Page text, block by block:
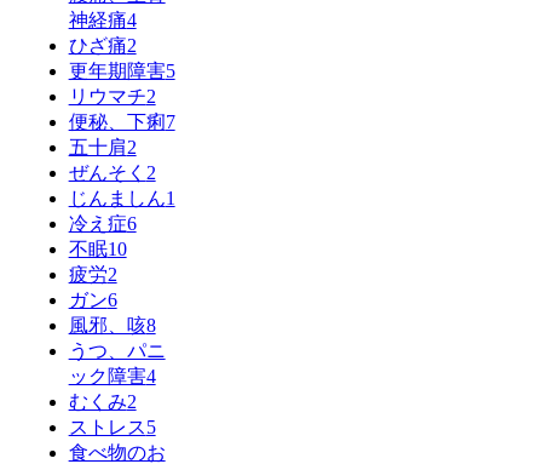
神経痛4
ひざ痛2
更年期障害5
リウマチ2
便秘、下痢7
五十肩2
ぜんそく 2
じんましん1
冷え症6
不眠10
疲労2
ガン6
風邪、咳8
うつ、パニ
ック障害4
むくみ2
ストレス5
食べ物のお